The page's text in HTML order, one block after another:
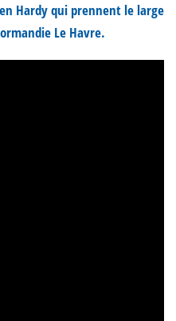
Hardy qui prennent le large
Le Havre.